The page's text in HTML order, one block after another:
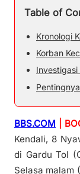
Table of
Kronologi
Korban
Investigasi
BBS.COM |
Kendali, 8
di Gardu Tol
Selasa malam